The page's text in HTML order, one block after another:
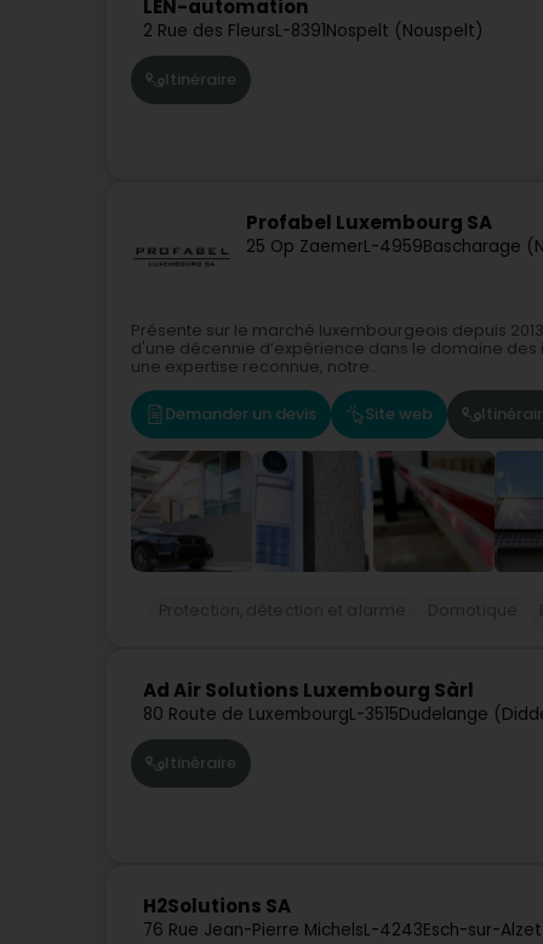
LEN-automation
2 Rue des FleursL-8391Nospelt (Nouspelt)
Itinéraire
Profabel Luxembourg SA
25 Op ZaemerL-4959Bascharage
Présente sur le marché luxembourgeois depuis
d'une décennie d’expérience dans le domaine
une expertise reconnue, notre...
Demander un devis Site web
Ad Air Solutions Luxembourg Sàrl
80 Route de LuxembourgL-3515Dudelange
Itinéraire
H2Solutions SA
76 Rue Jean-Pierre MichelsL-4243Esch-sur-